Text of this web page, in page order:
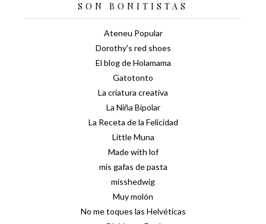
SON BONITISTAS
Ateneu Popular
Dorothy's red shoes
El blog de Holamama
Gatotonto
La criatura creativa
La Niña Bipolar
La Receta de la Felicidad
Little Muna
Made with lof
mis gafas de pasta
misshedwig
Muy molón
No me toques las Helvéticas